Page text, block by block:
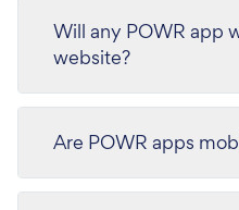
Will any POWR app
website?
Are POWR apps